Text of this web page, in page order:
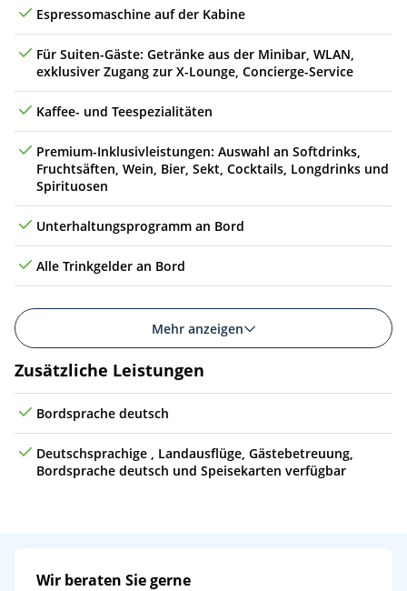
Espressomaschine auf der Kabine
Für Suiten-Gäste: Getränke aus der Minibar, WLAN,
exklusiver Zugang zur X-Lounge, Concierge-Service
Kaffee- und Teespezialitäten
Premium-Inklusivleistungen: Auswahl an Softdrinks,
Fruchtsäften, Wein, Bier, Sekt, Cocktails, Longdrinks und
Spirituosen
Unterhaltungsprogramm an Bord
Alle Trinkgelder an Bord
Mehr anzeigen
Zusätzliche Leistungen
Bordsprache deutsch
Deutschsprachige , Landausflüge, Gästebetreuung,
Bordsprache deutsch und Speisekarten verfügbar
Wir beraten Sie gerne